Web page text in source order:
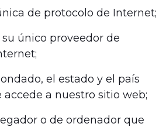
de protocolo de Internet;
único proveedor de
el estado y el país
accede a nuestro sitio web;
o de ordenador que